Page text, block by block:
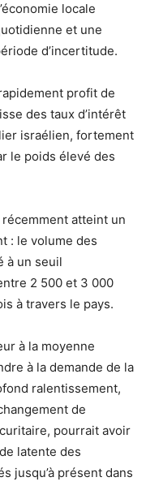
locale
et une
d’incertitude.
profit de
des taux d’intérêt
israélien, fortement
le poids élevé des
atteint un
: le volume des
à un seuil
2 500 et 3 000
à travers le pays.
à la moyenne
à la demande de la
ralentissement,
de
pourrait avoir
latente des
jusqu’à présent dans